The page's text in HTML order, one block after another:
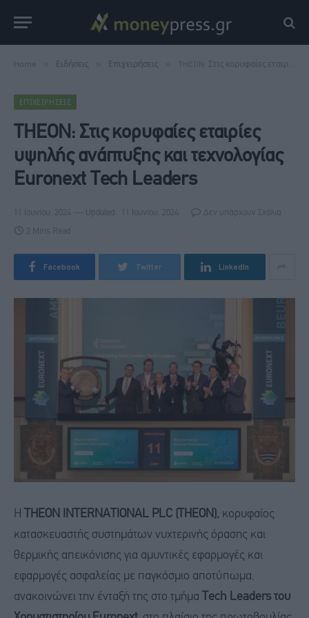
Home Ειδήσεις Επιχειρήσεις THEON: Στις κορυφαίες εταιρίες υψηλής ανάπτυξης και τεχνολογίας Euronext Tech Leaders
ΕΠΙΧΕΙΡΉΣΕΙΣ
THEON: Στις κορυφαίες εταιρίες
υψηλής ανάπτυξης και τεχνολογίας
Euronext Tech Leaders
11 Ιουνίου, 2024 Updated: 11 Ιουνίου, 2024 Δεν υπάρχουν Σχόλια
2 Mins Read
Facebook Twitter LinkedIn
Η THEON INTERNATIONAL PLC (THEON), κορυφαίος
κατασκευαστής συστημάτων νυχτερινής όρασης και
θερμικής απεικόνισης για αμυντικές εφαρμογές και
εφαρμογές ασφαλείας με παγκόσμιο αποτύπωμα,
ανακοινώνει την ένταξή της στο τμήμα
Tech Leaders του